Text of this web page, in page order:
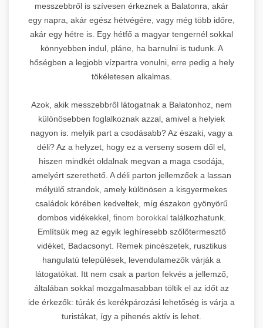
messzebbről is szívesen érkeznek a Balatonra, akár
egy napra, akár egész hétvégére, vagy még több időre,
akár egy hétre is. Egy hétfő a magyar tengernél sokkal
könnyebben indul, pláne, ha barnulni is tudunk. A
hőségben a legjobb vízpartra vonulni, erre pedig a hely
tökéletesen alkalmas.
Azok, akik messzebbről látogatnak a Balatonhoz, nem
különösebben foglalkoznak azzal, amivel a helyiek
nagyon is: melyik part a csodásabb? Az északi, vagy a
déli? Az a helyzet, hogy ez a verseny sosem dől el,
hiszen mindkét oldalnak megvan a maga csodája,
amelyért szerethető. A déli parton jellemzőek a lassan
mélyülő strandok, amely különösen a kisgyermekes
családok körében kedveltek, míg északon gyönyörű
dombos vidékekkel, finom borokkal találkozhatunk.
Említsük meg az egyik leghíresebb szőlőtermesztő
vidéket, Badacsonyt. Remek pincészetek, rusztikus
hangulatú települések, levendulamezők várják a
látogatókat. Itt nem csak a parton fekvés a jellemző,
általában sokkal mozgalmasabban töltik el az időt az
ide érkezők: túrák és kerékpározási lehetőség is várja a
turistákat, így a pihenés aktív is lehet.